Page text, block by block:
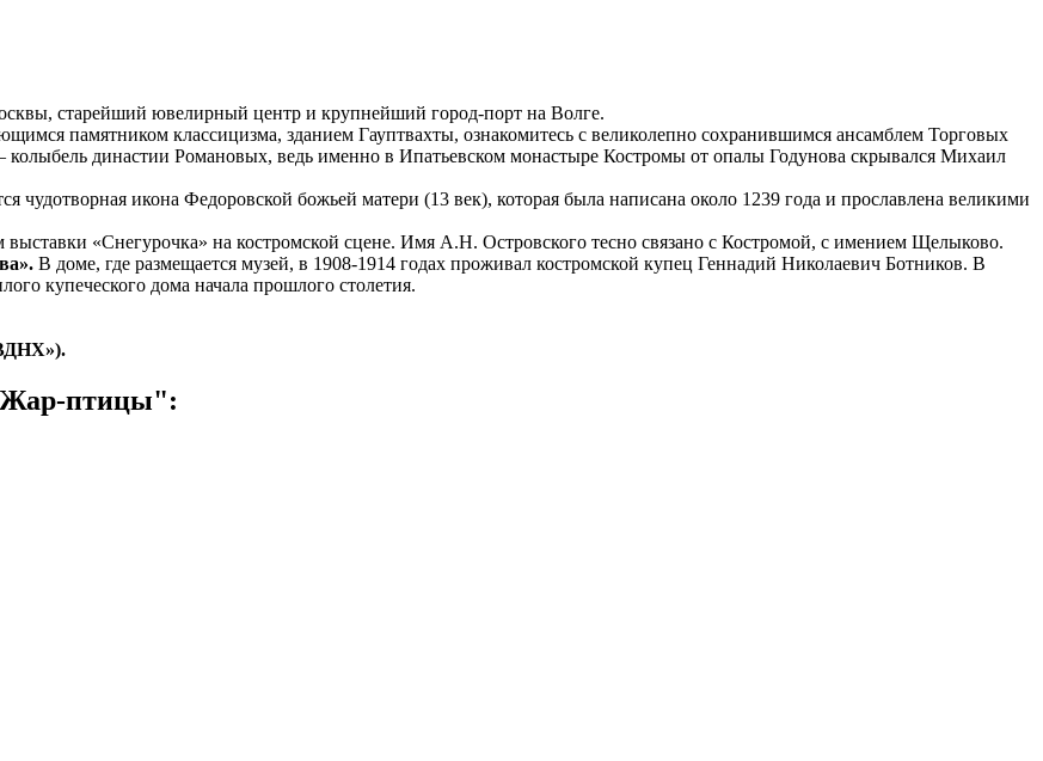
старейший ювелирный центр и крупнейший город-порт на Волге.
памятником классицизма, зданием Гауптвахты, ознакомитесь с великолепно сохранившимся ансамблем Торговых
колыбель династии Романовых, ведь именно в Ипатьевском монастыре Костромы от опалы Годунова скрывался Михаил
чудотворная икона Федоровской божьей матери (13 век), которая была написана около 1239 года и прославлена великими
выставки «Снегурочка» на костромской сцене. Имя А.Н. Островского тесно связано с Костромой, с имением Щелыково.
В доме, где размещается музей, в 1908-1914 годах проживал костромской купец Геннадий Николаевич Ботников. В
купеческого дома начала прошлого столетия.
Жар-птицы":